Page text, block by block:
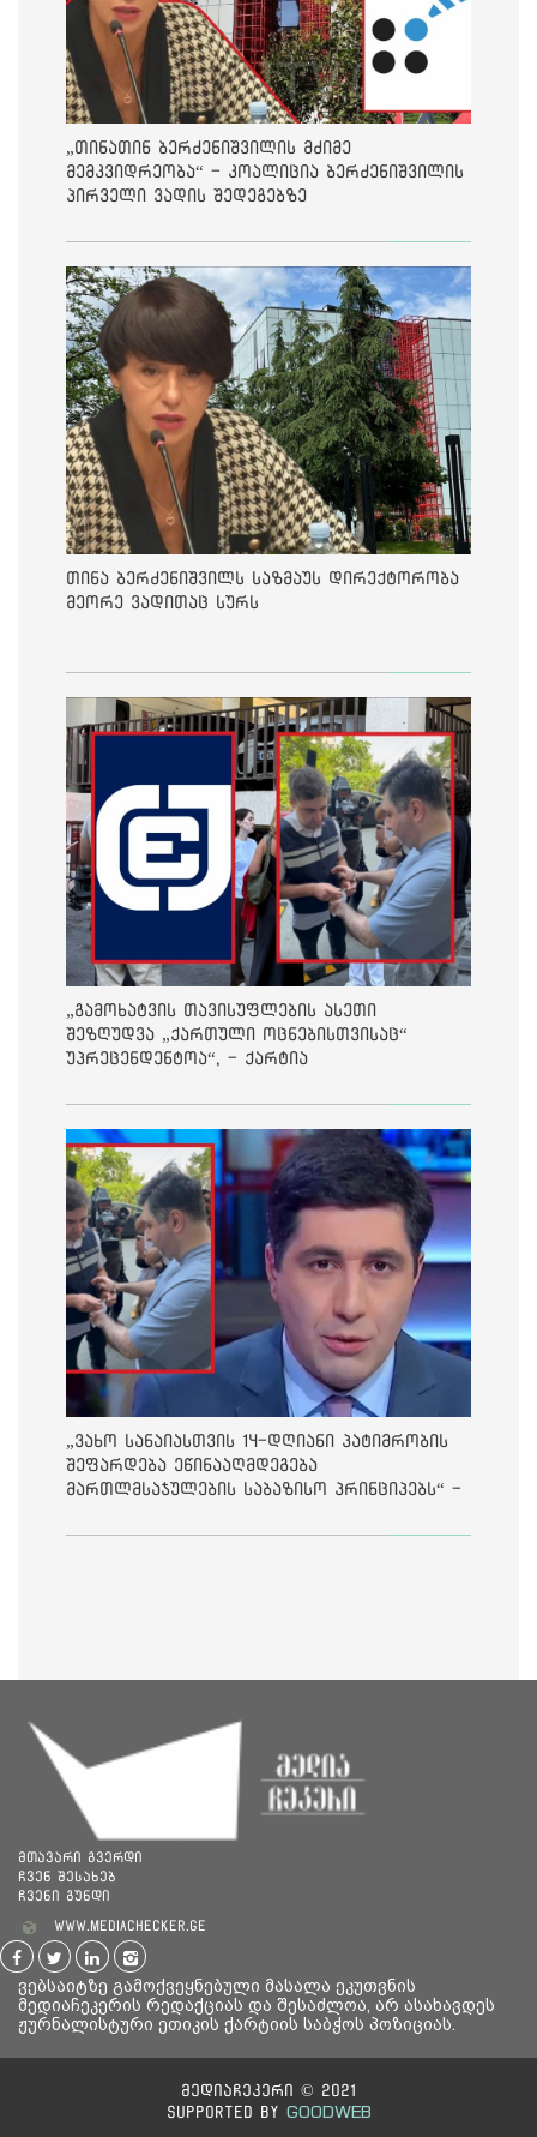
„თინათინ ბერძენიშვილის მძიმე
მემკვიდრეობა“ - კოალიცია ბერძენიშვილის
პირველი ვადის შედეგებზე
თინა ბერძენიშვილს საზმაუს დირექტორობა
მეორე ვადითაც სურს
„გამოხატვის თავისუფლების ასეთი
შეზღუდვა „ქართული ოცნებისთვისაც“
უპრეცენდენტოა“, - ქარტია
„ვახო სანაიასთვის 14-დღიანი პატიმრობის
შეფარდება ეწინააღმდეგება
მართლმსაჯულების საბაზისო პრინციპებს“ -
მთავარი გვერდი
ჩვენ შესახებ
ჩვენი გუნდი
www.mediachecker.ge
ვებსაიტზე გამოქვეყნებული მასალა ეკუთვნის
მედიაჩეკერის რედაქციას და შესაძლოა, არ ასახავდეს
ჟურნალისტური ეთიკის ქარტიის საბჭოს პოზიციას.
მედიაჩეკერი © 2021
Supported By GOODWEB